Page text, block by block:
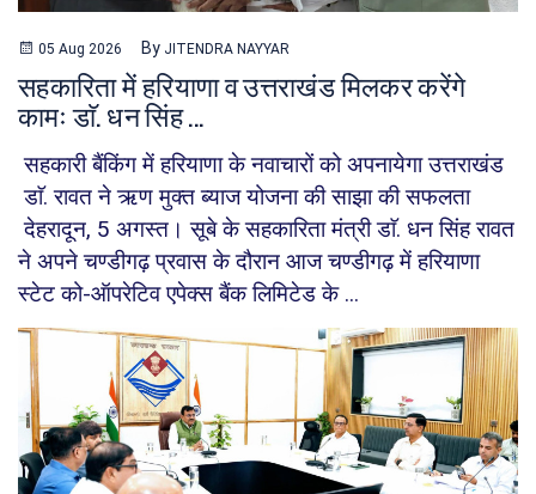
05 Aug 2026 By JITENDRA NAYYAR
सहकारिता में हरियाणा व उत्तराखंड मिलकर करेंगे
कामः डाॅ. धन सिंह ...
सहकारी बैंकिंग में हरियाणा के नवाचारों को अपनायेगा उत्तराखंड
डाॅ. रावत ने ऋण मुक्त ब्याज योजना की साझा की सफलता
देहरादून, 5 अगस्त। सूबे के सहकारिता मंत्री डाॅ. धन सिंह रावत
ने अपने चण्डीगढ़ प्रवास के दौरान आज चण्डीगढ़ में हरियाणा
स्टेट को-ऑपरेटिव एपेक्स बैंक लिमिटेड के ...